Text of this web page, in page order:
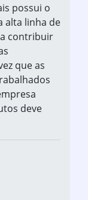
possui o
alta linha de
contribuir
que as
deve